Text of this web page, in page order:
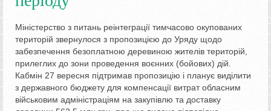
Міністерство з питань реінтеграції тимчасово окупованих
територій звернулося з пропозицією до Уряду щодо
забезпечення безоплатною деревиною жителів територій,
прилеглих до зони проведення воєнних (бойових) дій.
Кабмін 27 вересня підтримав пропозицію і планує виділити
з державного бюджету для компенсації витрат обласним
військовим адміністраціям на закупівлю та доставку